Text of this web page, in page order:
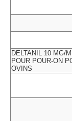
DELTANIL 10 MG/
POUR POUR-ON
OVINS